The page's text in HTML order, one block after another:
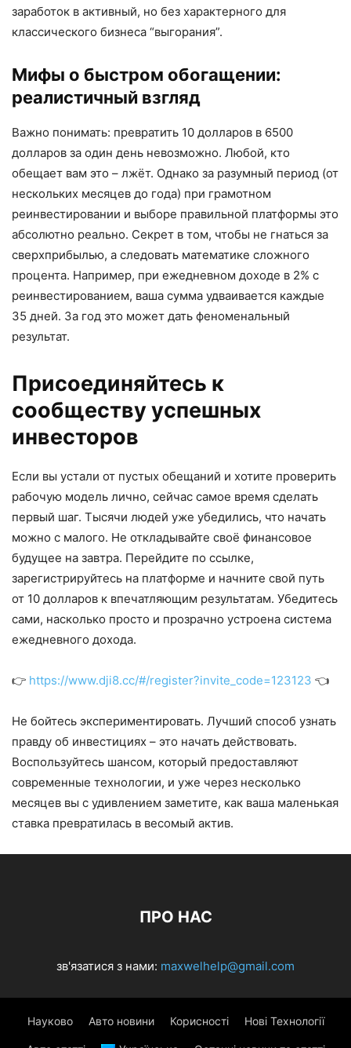
заработок в активный, но без характерного для
классического бизнеса “выгорания”.
Мифы о быстром обогащении:
реалистичный взгляд
Важно понимать: превратить 10 долларов в 6500
долларов за один день невозможно. Любой, кто
обещает вам это – лжёт. Однако за разумный период (от
нескольких месяцев до года) при грамотном
реинвестировании и выборе правильной платформы это
абсолютно реально. Секрет в том, чтобы не гнаться за
сверхприбылью, а следовать математике сложного
процента. Например, при ежедневном доходе в 2% с
реинвестированием, ваша сумма удваивается каждые
35 дней. За год это может дать феноменальный
результат.
Присоединяйтесь к
сообществу успешных
инвесторов
Если вы устали от пустых обещаний и хотите проверить
рабочую модель лично, сейчас самое время сделать
первый шаг. Тысячи людей уже убедились, что начать
можно с малого. Не откладывайте своё финансовое
будущее на завтра. Перейдите по ссылке,
зарегистрируйтесь на платформе и начните свой путь
от 10 долларов к впечатляющим результатам. Убедитесь
сами, насколько просто и прозрачно устроена система
ежедневного дохода.
👉 https://www.dji8.cc/#/register?invite_code=123123 👈
Не бойтесь экспериментировать. Лучший способ узнать
правду об инвестициях – это начать действовать.
Воспользуйтесь шансом, который предоставляют
современные технологии, и уже через несколько
месяцев вы с удивлением заметите, как ваша маленькая
ставка превратилась в весомый актив.
ПРО НАС
зв'язатися з нами: maxwelhelp@gmail.com
Науково Авто новини Корисності Нові Технології